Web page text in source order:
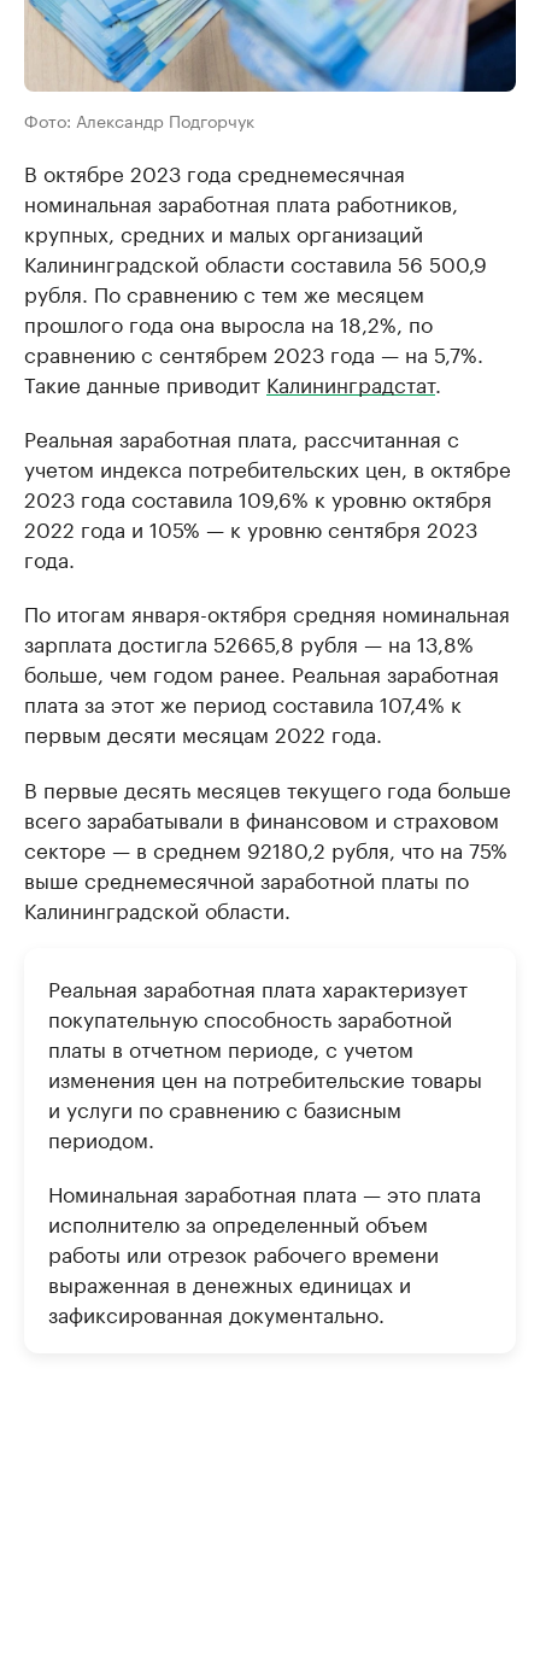
Фото: Александр Подгорчук
В октябре 2023 года среднемесячная
номинальная заработная плата работников,
крупных, средних и малых организаций
Калининградской области составила 56 500,9
рубля. По сравнению с тем же месяцем
прошлого года она выросла на 18,2%, по
сравнению с сентябрем 2023 года — на 5,7%.
Такие данные приводит Калининградстат.
Реальная заработная плата, рассчитанная с
учетом индекса потребительских цен, в октябре
2023 года составила 109,6% к уровню октября
2022 года и 105% — к уровню сентября 2023
года.
По итогам января-октября средняя номинальная
зарплата достигла 52665,8 рубля — на 13,8%
больше, чем годом ранее. Реальная заработная
плата за этот же период составила 107,4% к
первым десяти месяцам 2022 года.
В первые десять месяцев текущего года больше
всего зарабатывали в финансовом и страховом
секторе — в среднем 92180,2 рубля, что на 75%
выше среднемесячной заработной платы по
Калининградской области.
Реальная заработная плата характеризует
покупательную способность заработной
платы в отчетном периоде, с учетом
изменения цен на потребительские товары
и услуги по сравнению с базисным
периодом.
Номинальная заработная плата — это плата
исполнителю за определенный объем
работы или отрезок рабочего времени
выраженная в денежных единицах и
зафиксированная документально.